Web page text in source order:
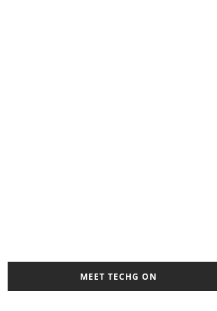
MEET TECHG ON